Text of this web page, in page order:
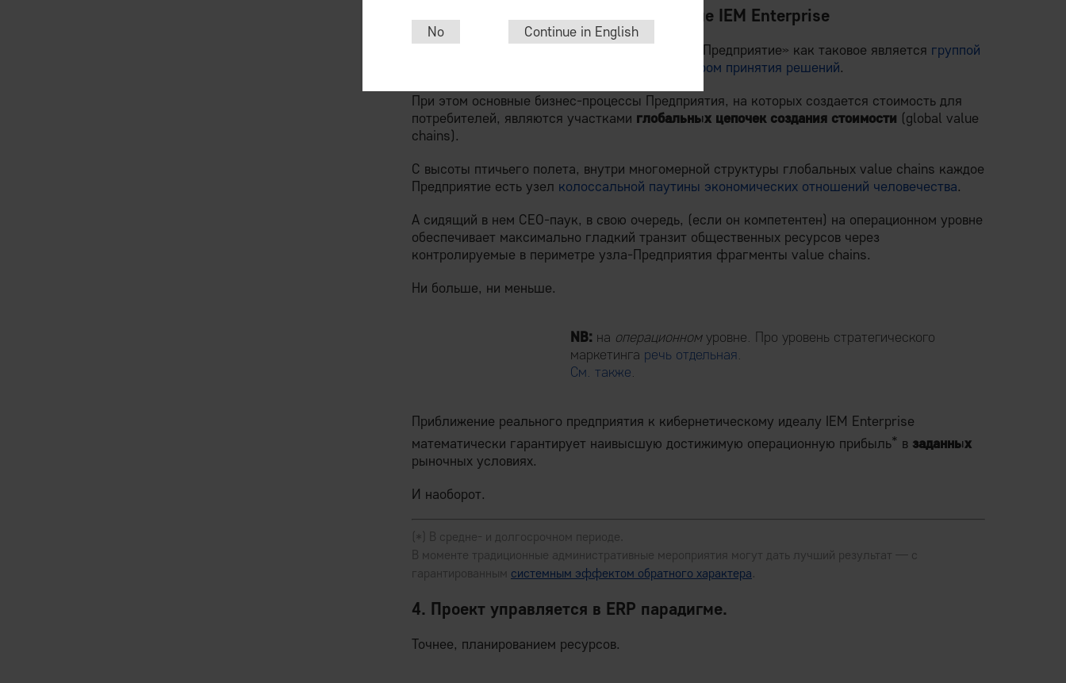
3. Процессы управляются в парадигме IEM Enterprise
Более того, с точки зрения кибернетики IEM, «Предприятие» как таковое является группой
(узлом) процессов, объединенных общим центром принятия решений.
При этом основные бизнес-процессы Предприятия, на которых создается стоимость для
потребителей, являются участками глобальных цепочек создания стоимости (global value
chains).
С высоты птичьего полета, внутри многомерной структуры глобальных value chains каждое
Предприятие есть узел колоссальной паутины экономических отношений человечества.
А сидящий в нем CEO-паук, в свою очередь, (если он компетентен) на операционном уровне
обеспечивает максимально гладкий транзит общественных ресурсов через
контролируемые в периметре узла-Предприятия фрагменты value chains.
Ни больше, ни меньше.
NB: на операционномуровне. Про уровень стратегического
маркетинга речь отдельная.
См. также.
Приближение реального предприятия к кибернетическому идеалу IEM Enterprise
математически гарантирует наивысшую достижимую операционную прибыль* в заданных
рыночных условиях.
И наоборот.
(*) В средне- и долгосрочном периоде.
В моменте традиционные административные мероприятия могут дать лучший результат — с
гарантированным системным эффектом обратного характера.
4. Проект управляется в ERP парадигме.
Точнее, планированием ресурсов.
No Continue in English